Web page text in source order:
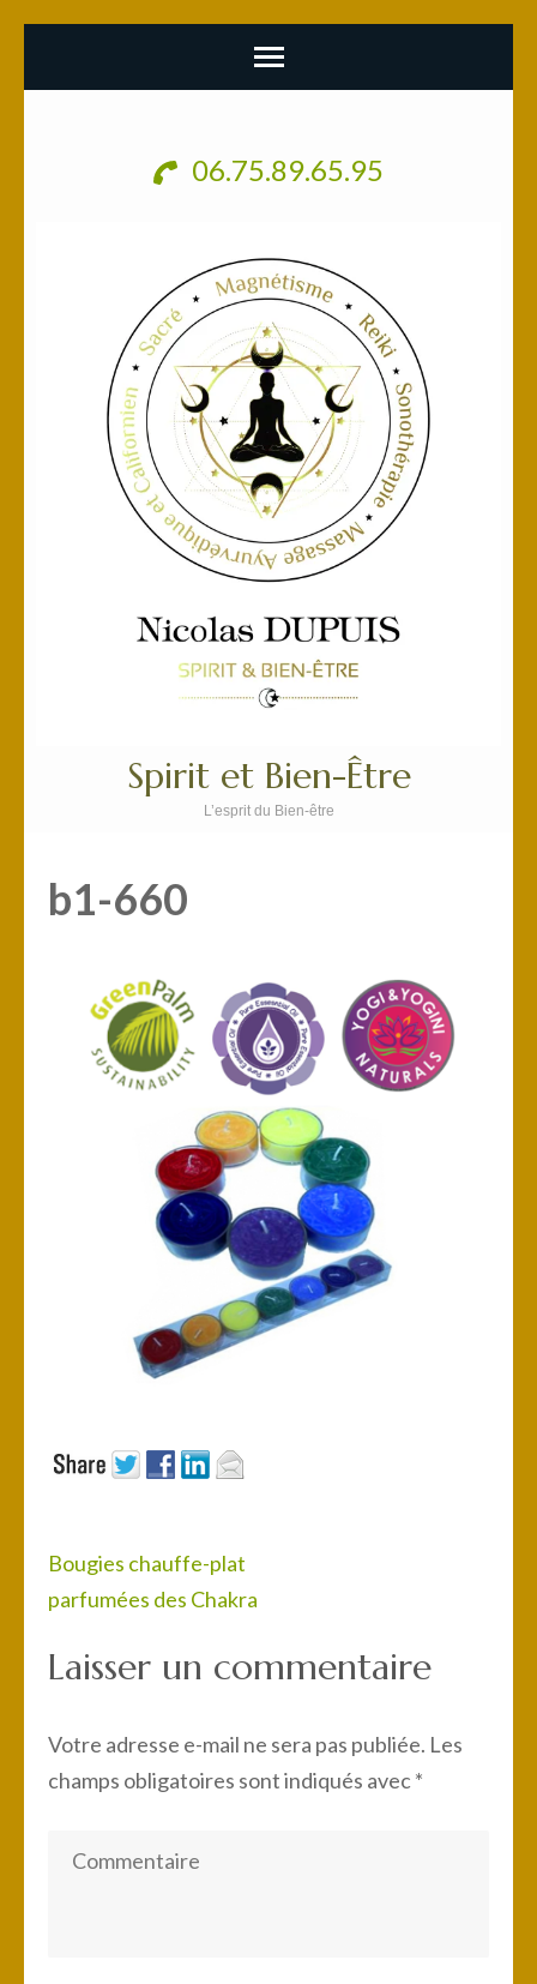
06.75.89.65.95
Spirit et Bien-Être
L’esprit du Bien-être
b1-660
Navigation
de
Bougies chauffe-plat
parfumées des Chakra
Laisser un commentaire
Votre adresse e-mail ne sera pas publiée. Les
champs obligatoires sont indiqués avec*